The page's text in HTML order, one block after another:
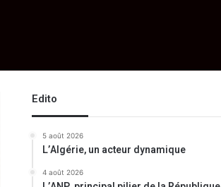
Edito
5 août 2026
L’Algérie, un acteur dynamique
4 août 2026